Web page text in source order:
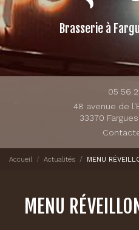
Brasserie à
05 56
48 avenue de
33370
Accueil Actualités MENU
MENU